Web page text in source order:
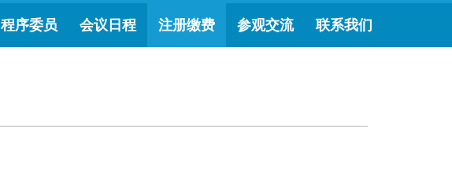
程序委员 会议日程 注册缴费 参观交流 联系我们